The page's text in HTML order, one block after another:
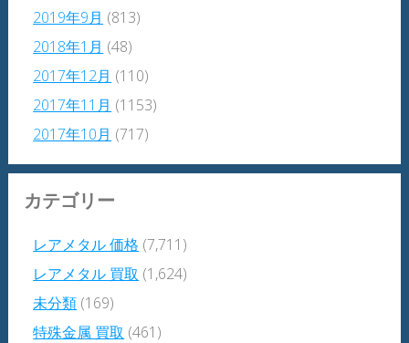
2019年9月 (813)
2018年1月 (48)
2017年12月 (110)
2017年11月 (1153)
2017年10月 (717)
カテゴリー
レアメタル 価格 (7,711)
レアメタル 買取 (1,624)
未分類 (169)
特殊金属 買取 (461)